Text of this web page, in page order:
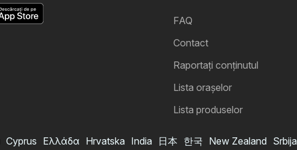
FAQ
Contact
Raportați conținutul
Lista oraşelor
Lista produselor
Cyprus Ελλάδα Hrvatska India 日本 한국 New Zealand Srbija